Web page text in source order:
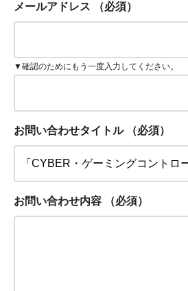
メールアドレス （必須）
▼確認のためにもう一度入力してください。
お問い合わせタイトル （必須）
お問い合わせ内容 （必須）